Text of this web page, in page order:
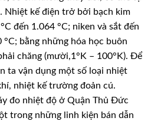
Nhiệt kế điện trở bởi bạch kim
đến 1.064 °C; niken và sắt đến
°C; bằng những hóa học buôn
chăng (mười,1°K – 100°K). Để
ta vận dụng một số loại nhiệt
nhiệt kế trường đoản cú.
đo nhiệt độ ở Quận Thủ Đức
trong những linh kiện bán dẫn